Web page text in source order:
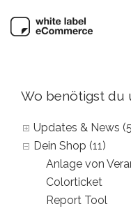
Wo benötigst du
Updates & News
Dein Shop (11)
Anlage von
Colorticket
Report Tool